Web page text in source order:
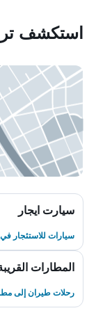
استكشف
سيارت ايجار
سيارات للاستئجار في
المطارات
رحلات طيران إلى